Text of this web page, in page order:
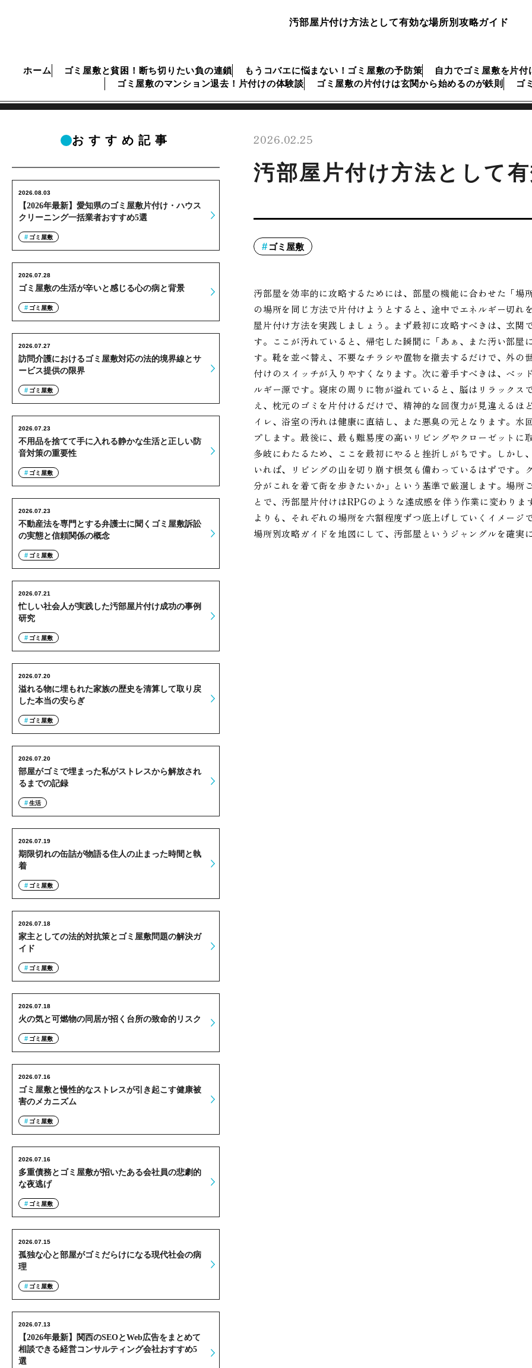
汚部屋片付け方法として有効な場所別攻略ガイド
ホーム ゴミ屋敷と貧困！断ち切りたい負の連鎖 もうコバエに悩まない！ゴミ屋敷の予防策 自力でゴミ屋敷を片
ゴミ屋敷のマンション退去！片付けの体験談
ゴミ屋敷の片付けは玄関から始めるのが鉄則 ゴ
2026.02.25
汚部屋片付け方法として
ゴミ屋敷
汚部屋を効率的に攻略するためには、部屋の機能に合わせた「場
の場所を同じ方法で片付けようとすると、途中でエネルギー切
屋片付け方法を実践しましょう。まず最初に攻略すべきは、玄関
す。ここが汚れていると、帰宅した瞬間に「あぁ、また汚い部屋
す。靴を並べ替え、不要なチラシや置物を撤去するだけで、外
付けのスイッチが入りやすくなります。次に着手すべきは、ベッ
ルギー源です。寝床の周りに物が溢れていると、脳はリラック
え、枕元のゴミを片付けるだけで、精神的な回復力が見違えるほ
イレ、浴室の汚れは健康に直結し、また悪臭の元となります。水
プします。最後に、最も難易度の高いリビングやクローゼット
多岐にわたるため、ここを最初にやると挫折しがちです。しかし
いれば、リビングの山を切り崩す根気も備わっているはずです。
分がこれを着て街を歩きたいか」という基準で厳選します。場所
とで、汚部屋片付けはRPGのような達成感を伴う作業に変わり
よりも、それぞれの場所を六割程度ずつ底上げしていくイメー
場所別攻略ガイドを地図にして、汚部屋というジャングルを確実
おすすめ記事
【2026年最新】愛知県のゴミ屋敷片付け・ハウス
クリーニング一括業者おすすめ5選
2026.08.03
ゴミ屋敷
ゴミ屋敷の生活が辛いと感じる心の病と背景
2026.07.28
ゴミ屋敷
訪問介護におけるゴミ屋敷対応の法的境界線とサ
ービス提供の限界
2026.07.27
ゴミ屋敷
不用品を捨てて手に入れる静かな生活と正しい防
音対策の重要性
2026.07.23
ゴミ屋敷
不動産法を専門とする弁護士に聞くゴミ屋敷訴訟
の実態と信頼関係の概念
2026.07.23
ゴミ屋敷
忙しい社会人が実践した汚部屋片付け成功の事例
研究
2026.07.21
ゴミ屋敷
溢れる物に埋もれた家族の歴史を清算して取り戻
した本当の安らぎ
2026.07.20
ゴミ屋敷
部屋がゴミで埋まった私がストレスから解放され
るまでの記録
2026.07.20
生活
期限切れの缶詰が物語る住人の止まった時間と執
着
2026.07.19
ゴミ屋敷
家主としての法的対抗策とゴミ屋敷問題の解決ガ
イド
2026.07.18
ゴミ屋敷
火の気と可燃物の同居が招く台所の致命的リスク
2026.07.18
ゴミ屋敷
ゴミ屋敷と慢性的なストレスが引き起こす健康被
害のメカニズム
2026.07.16
ゴミ屋敷
多重債務とゴミ屋敷が招いたある会社員の悲劇的
な夜逃げ
2026.07.16
ゴミ屋敷
孤独な心と部屋がゴミだらけになる現代社会の病
理
2026.07.15
ゴミ屋敷
【2026年最新】関西のSEOとWeb広告をまとめて
相談できる経営コンサルティング会社おすすめ5
選
2026.07.13